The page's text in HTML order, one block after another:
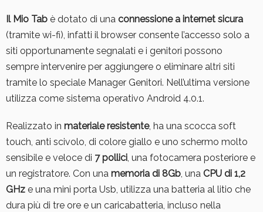
Il Mio Tab è dotato di una connessione a internet sicura
(tramite wi-fi), infatti il browser consente l’accesso solo a
siti opportunamente segnalati e i genitori possono
sempre intervenire per aggiungere o eliminare altri siti
tramite lo speciale Manager Genitori. Nell’ultima versione
utilizza come sistema operativo Android 4.0.1.
Realizzato in materiale resistente, ha una scocca soft
touch, anti scivolo, di colore giallo e uno schermo molto
sensibile e veloce di 7 pollici, una fotocamera posteriore e
un registratore. Con una memoria di 8Gb, una CPU di 1,2
GHz e una mini porta Usb, utilizza una batteria al litio che
dura più di tre ore e un caricabatteria, incluso nella